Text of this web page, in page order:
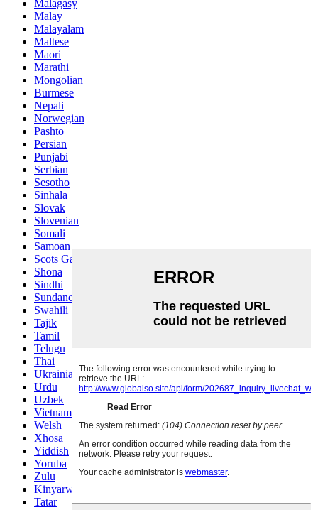
Malagasy
Malay
Malayalam
Maltese
Maori
Marathi
Mongolian
Burmese
Nepali
Norwegian
Pashto
Persian
Punjabi
Serbian
Sesotho
Sinhala
Slovak
Slovenian
Somali
Samoan
Scots Gaelic
Shona
Sindhi
Sundanese
Swahili
Tajik
Tamil
Telugu
Thai
Ukrainian
Urdu
Uzbek
Vietnamese
Welsh
Xhosa
Yiddish
Yoruba
Zulu
Kinyarwanda
Tatar